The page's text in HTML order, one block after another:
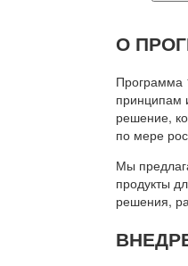
О
Программа
принципам
решение,
по мере
Мы
продукты
решения,